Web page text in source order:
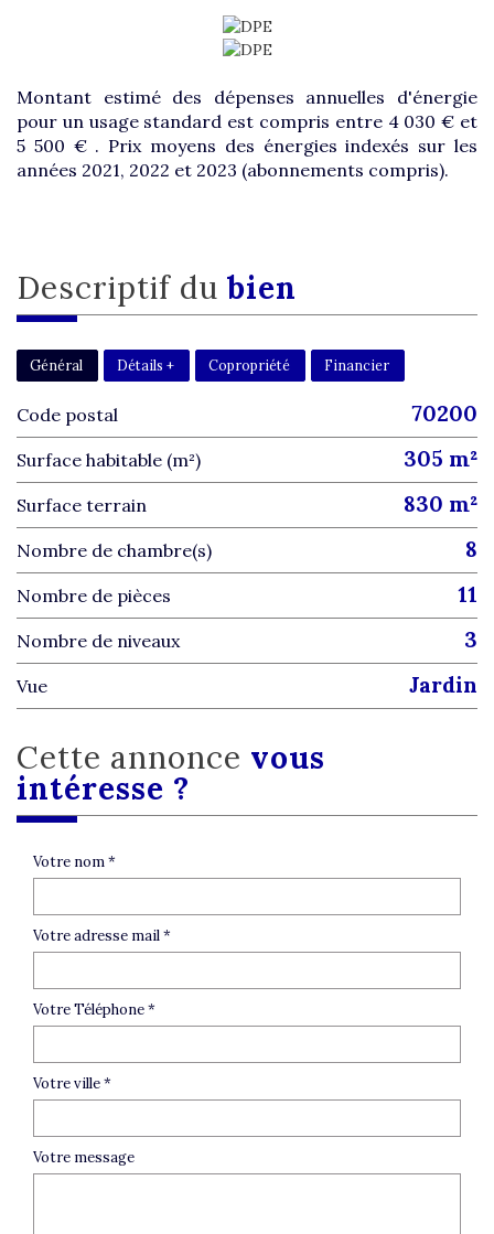
Montant estimé des dépenses annuelles d'énergie
pour un usage standard est compris entre 4 030 € et
5 500 € . Prix moyens des énergies indexés sur les
années 2021, 2022 et 2023 (abonnements compris).
descriptif du bien
Général Détails + Copropriété Financier
Code postal 70200
Surface habitable (m²) 305 m²
surface terrain 830 m²
Nombre de chambre(s) 8
Nombre de pièces 11
Nombre de niveaux 3
Vue jardin
cette annonce vous
intéresse ?
Votre nom *
Votre adresse mail *
Votre Téléphone *
Votre ville *
Votre message